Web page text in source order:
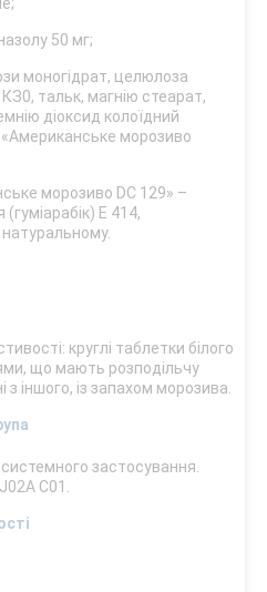
50 мг;
моногідрат, целюлоза
тальк, магнію стеарат,
діоксид колоїдний
морозиво
морозиво DC 129» –
Е 414,
круглі таблетки білого
що мають розподільчу
з іншого, із запахом морозива.
застосування.
С01.